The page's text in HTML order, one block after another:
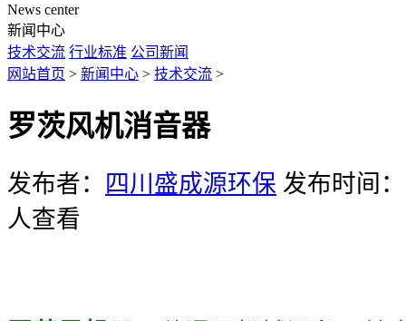
News center
新闻中心
技术交流 行业标准 公司新闻
网站首页 > 新闻中心 > 技术交流 >
罗茨风机消音器
发布者： 四川盛成源环保 发布时间
人查看